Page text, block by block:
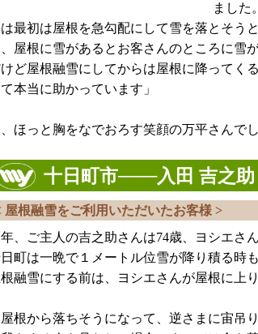
ました。
最初は屋根を急勾配にして雪を落とそう
屋根に雪があるとお客さんのところに雪
ど屋根融雪にしてからは屋根に降ってく
本当に助かっています」
ほっと胸をなでおろす笑顔の万平さんでし
十日町市───入田 吉之
屋根融雪をご利用いただいたお客様 >
、ご主人の吉之助さんは74歳、ヨシエさ
町は一晩で１メートル位雪が降り積る時
融雪にする前は、ヨシエさんが屋根に上
根から落ちそうになって、逆さまに宙吊